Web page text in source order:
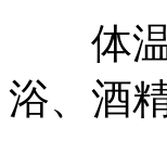
体温
浴、酒